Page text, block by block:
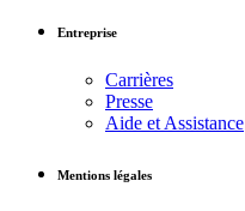
Entreprise
Carrières
Presse
Aide et Assistance
Mentions légales